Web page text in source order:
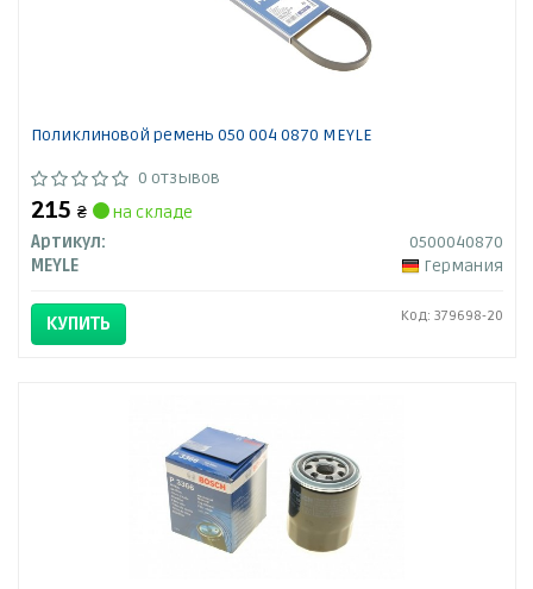
Поликлиновой ремень 050 004 0870 MEYLE
0 отзывов
215 ₴
на складе
Артикул:
0500040870
MEYLE
Германия
КУПИТЬ Код: 379698-20